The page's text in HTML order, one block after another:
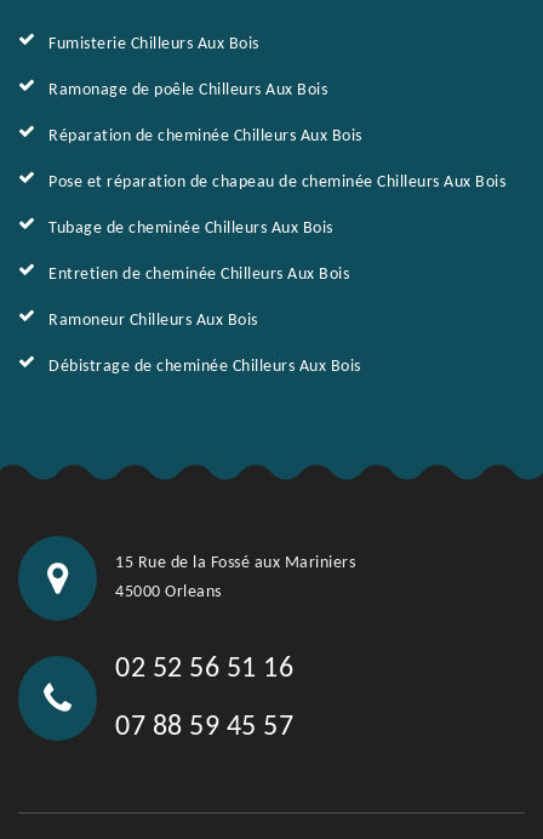
Fumisterie Chilleurs Aux Bois
Ramonage de poêle Chilleurs Aux Bois
Réparation de cheminée Chilleurs Aux Bois
Pose et réparation de chapeau de cheminée Chilleurs Aux Bois
Tubage de cheminée Chilleurs Aux Bois
Entretien de cheminée Chilleurs Aux Bois
Ramoneur Chilleurs Aux Bois
Débistrage de cheminée Chilleurs Aux Bois
15 Rue de la Fossé aux Mariniers
45000 Orleans
02 52 56 51 16
07 88 59 45 57